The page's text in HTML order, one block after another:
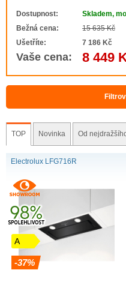
můžete více soustředit na
Dostupnost:
Skladem,
Bežná cena:
15 635 Kč
Ušetříte:
7 186 Kč
Vaše cena: 8 449
TOP Novinka Od
Electrolux LFG716R
A
-37%